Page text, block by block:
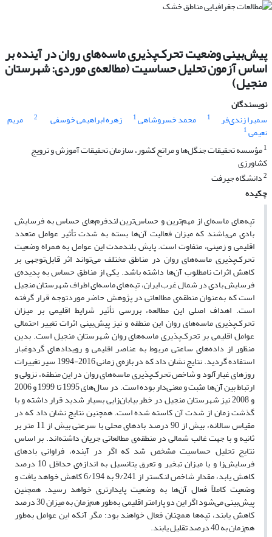
پیش‌بینی وضعیت تحرک‌پذیری ماسه‌های روان در آینده بر
اساس آزمون تحلیل حساسیت (مطالعه‌ی موردی: شهرستان
منجیل)
نویسندگان
سمیرا زندی‌فر
1 محمد خسروشاهی1 زهره ابراهیمی خوسفی 2 مریم
نعیمی1
1مؤسسه تحقیقات جنگل‌ها و مراتع کشور، سازمان تحقیقات آموزش و ترویج
کشاورزی
2دانشگاه جیرفت
چکیده
تپه‌های ماسه‌ای از مهم‌ترین و حساس‌ترین لندفرم‌های حساس به فرسایش
بادی می‌باشند که میزان فعالیت آن‌ها بسته به‌ شدت تأثیر عوامل متعدد
اقلیمی و زمینی، متفاوت است. پایش بلندمدت این عوامل به همراه وضعیت
تحرک‌پذیری ماسه‌های روان در مناطق مختلف می‌تواند اثر قابل‌توجهی بر
کاهش اثرات نامطلوب آن‌ها داشته باشد. یکی از مناطق حساس به پدیده‌ی
فرسایش بادی در شمال غرب ایران، تپه‌های ماسه‌ای اطراف شهرستان منجیل
است که به‌عنوان منطقه‌ی مطالعاتی در پژوهش حاضر موردتوجه قرار گرفته
است. اهداف اصلی این مطالعه، بررسی تأثیر شرایط اقلیمی بر میزان
تحرک‌پذیری ماسه‌های روان این منطقه‌ و نیز پیش‌بینی اثرات تغییر احتمالی
عوامل اقلیمی بر تحرک‌پذیری ماسه‌های روان شهرستان منجیل است. بدین
منظور از داده‌های ساعتی مربوط به عناصر اقلیمی و رویدادهای گردوغبار
استفاده گردید. نتایج نشان داد که در بازه‌ی زمانی 2016-1994 سیر تغییرات
روزهای غبارآلود و شاخص تحرک‌پذیری ماسه‌های روان در این منطقه‌، نزولی و
ارتباط بین آن‌ها مثبت و معنی‌دار بوده است. در سال‌های 1995 تا 1999 و 2006
و 2008 نیز شهرستان منجیل در خطر بیابان‌زایی بسیار شدید قرار داشته و با
گذشت زمان از شدت آن کاسته شده است. همچنین نتایج نشان داد که در
مقیاس سالانه، بیش از 90 درصد بادهای محلی با سرعتی بیش از 11 متر بر
ثانیه و با جهت غالب شمالی در منطقه‌ی مطالعاتی جریان داشته‌اند. بر اساس
نتایج تحلیل حساسیت مشخص شد که اگر در آینده، فراوانی بادهای
فرسایش‌زا و یا میزان تبخیر و تعرق پتانسیل به اندازه‌ی حداقل 10 درصد
کاهش یابد، مقدار شاخص لنکستر از 9/241 به 6/194 کاهش خواهد یافت و
وضعیت کاملاً فعال آن‌ها به وضعیت پایدارتری خواهد رسید. همچنین
پیش‌بینی می‌شود اگر این دو پارامتر اقلیمی به‌طور هم‌زمان به میزان 30 درصد
کاهش یابند، تپه‌ها همچنان فعال خواهند بود؛ مگر آنکه این عوامل به‌طور
هم‌زمان به 40 درصد تقلیل یابند.